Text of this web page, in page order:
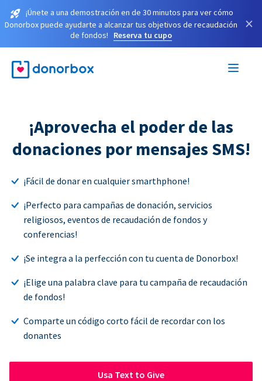
¡Únete a una demostración en de 30 minutos para ver cómo
Donorbox puede ayudarte a alcanzar tus objetivos de recaudación
de fondos!
Reserva tu cupo
×
¡Aprovecha el poder de las
donaciones por mensajes SMS!
¡Fácil de donar en cualquier smarthphone!
¡Perfecto para campañas de donación, servicios
religiosos, eventos de recaudación de fondos y
conferencias!
¡Se integra a la perfección con tu cuenta de Donorbox!
¡Elige una palabra clave para tu campaña de recaudación
de fondos!
Comparte un código corto fácil de recordar con los
donantes
Usa Text to Give